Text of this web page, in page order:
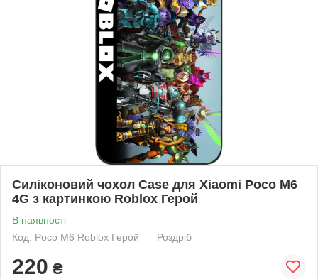
Силіконовий чохол Case для Xiaomi Poco M6
4G з картинкою Roblox Герой
В наявності
Код: Poco M6 Roblox Герой
Роздріб
220 ₴